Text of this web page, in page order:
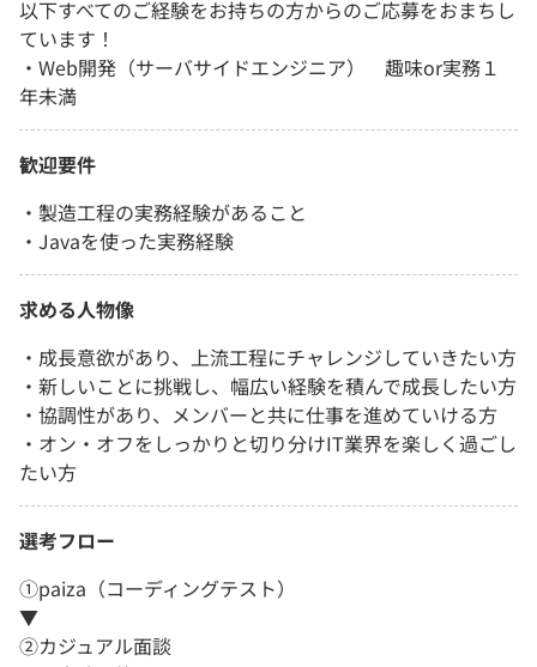
以下すべてのご経験をお持ちの方からのご応募をおまちし
ています！
・Web開発（サーバサイドエンジニア） 趣味or実務１
年未満
歓迎要件
・製造工程の実務経験があること
・Javaを使った実務経験
求める人物像
・成長意欲があり、上流工程にチャレンジしていきたい方
・新しいことに挑戦し、幅広い経験を積んで成長したい方
・協調性があり、メンバーと共に仕事を進めていける方
・オン・オフをしっかりと切り分けIT業界を楽しく過ごし
たい方
選考フロー
①paiza（コーディングテスト）
▼
②カジュアル面談